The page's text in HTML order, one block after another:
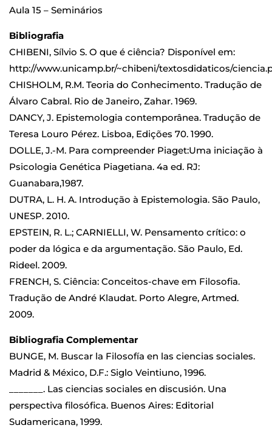
Aula 15 – Seminários
Bibliografia
CHIBENI, Sílvio S. O que é ciência? Disponível em:
http://www.unicamp.br/~chibeni/textosdidaticos/
CHISHOLM, R.M. Teoria do Conhecimento. Tradução de
Álvaro Cabral. Rio de Janeiro, Zahar. 1969.
DANCY, J. Epistemologia contemporânea. Tradução de
Teresa Louro Pérez. Lisboa, Edições 70. 1990.
DOLLE, J.-M. Para compreender Piaget:Uma iniciação à
Psicologia Genética Piagetiana. 4a ed. RJ:
Guanabara,1987.
DUTRA, L. H. A. Introdução à Epistemologia. São Paulo,
UNESP. 2010.
EPSTEIN, R. L.; CARNIELLI, W. Pensamento crítico: o
poder da lógica e da argumentação. São Paulo, Ed.
Rideel. 2009.
FRENCH, S. Ciência: Conceitos-chave em Filosofia.
Tradução de André Klaudat. Porto Alegre, Artmed.
2009.
Bibliografia Complementar
BUNGE, M. Buscar la Filosofía en las ciencias sociales.
Madrid & México, D.F.: Siglo Veintiuno, 1996.
_______. Las ciencias sociales en discusión. Una
perspectiva filosófica. Buenos Aires: Editorial
Sudamericana, 1999.